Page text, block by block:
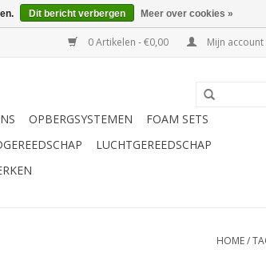
0 Artikelen - €0,00 Mijn
OPBERGSYSTEMEN
FOAM SETS
LUCHTGEREEDSCHAP
HOME/
Dit bericht verbergen Meer over cookies »